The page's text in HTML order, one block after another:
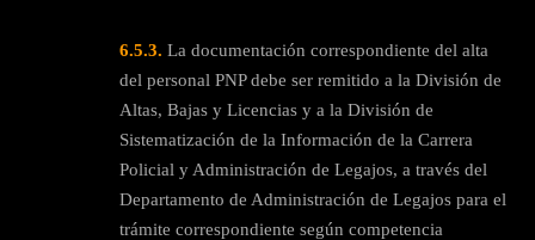
6.5.3. La documentación correspondiente del alta
del personal PNP debe ser remitido a la División de
Altas, Bajas y Licencias y a la División de
Sistematización de la Información de la Carrera
Policial y Administración de Legajos, a través del
Departamento de Administración de Legajos para el
trámite correspondiente según competencia